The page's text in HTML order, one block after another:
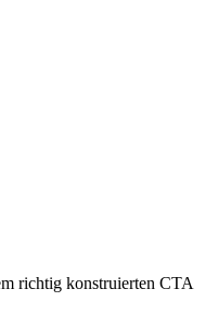
richtig konstruierten CTA